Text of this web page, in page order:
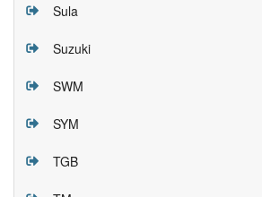
Sula
Suzuki
SWM
SYM
TGB